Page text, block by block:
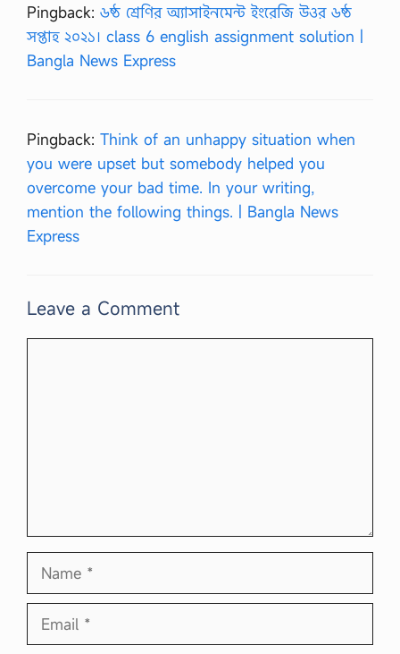
Pingback: ৬ষ্ঠ শ্রেণির অ্যাসাইনমেন্ট ইংরেজি উওর ৬ষ্ঠ
সপ্তাহ ২০২১। class 6 english assignment solution |
Bangla News Express
Pingback: Think of an unhappy situation when
you were upset but somebody helped you
overcome your bad time. In your writing,
mention the following things. | Bangla News
Express
Leave a Comment
Name
Email